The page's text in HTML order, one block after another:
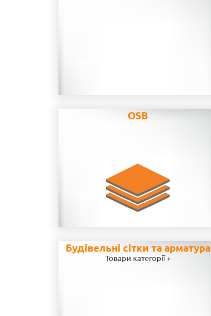
OSB
Будівельні сітки та арматура
Товари категорії +